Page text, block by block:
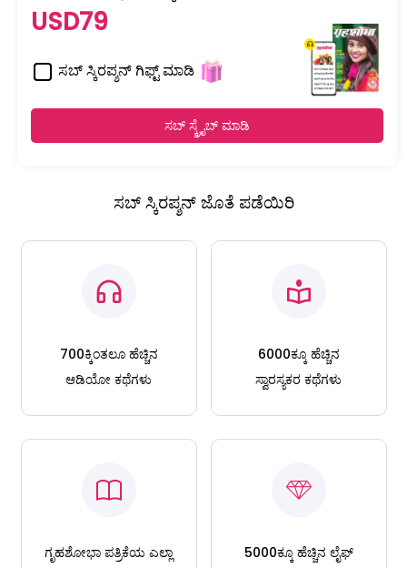
USD79
ಸಬ್ ಸ್ಕಿರಪ್ಶನ್ ಗಿಫ್ಟ್ ಮಾಡಿ
ಸಬ್ ಸ್ಕ್ರೈಬ್ ಮಾಡಿ
ಸಬ್ ಸ್ಕಿರಪ್ಶನ್ ಜೊತೆ ಪಡೆಯಿರಿ
700ಕ್ಕಿಂತಲೂ ಹೆಚ್ಚಿನ
ಆಡಿಯೋ ಕಥೆಗಳು
6000ಕ್ಕೂ ಹೆಚ್ಚಿನ
ಸ್ವಾರಸ್ಯಕರ ಕಥೆಗಳು
ಗೃಹಶೋಭಾ ಪತ್ರಿಕೆಯ ಎಲ್ಲಾ
5000ಕ್ಕೂ ಹೆಚ್ಚಿನ ಲೈಫ್